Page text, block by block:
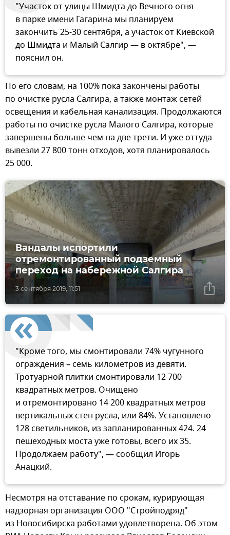
"Участок от улицы Шмидта до Вечного огня
в парке имени Гагарина мы планируем
закончить 25-30 сентября, а участок от Киевской
до Шмидта и Малый Салгир — в октябре", —
пояснил он.
По его словам, на 100% пока закончены работы
по очистке русла Салгира, а также монтаж сетей
освещения и кабельная канализация. Продолжаются
работы по очистке русла Малого Салгира, которые
завершены больше чем на две трети. И уже оттуда
вывезли 27 800 тонн отходов, хотя планировалось
25 000.
3 сентября 2019, 11:51
Вандалы испортили
отремонтированный подземный
переход на набережной Салгира
"Кроме того, мы смонтировали 74% чугунного
ограждения – семь километров из девяти.
Тротуарной плитки смонтировали 12 700
квадратных метров. Очищено
и отремонтировано 14 200 квадратных метров
вертикальных стен русла, или 84%. Установлено
128 светильников, из запланированных 424. 24
пешеходных моста уже готовы, всего их 35.
Продолжаем работу", — сообщил Игорь
Анацкий.
Несмотря на отставание по срокам, курирующая
надзорная организация ООО "Стройподряд"
из Новосибирска работами удовлетворена. Об этом